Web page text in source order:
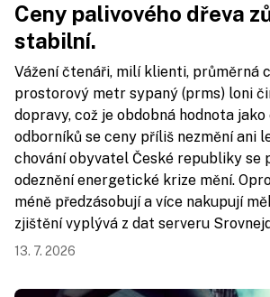
Ceny palivového dřeva
stabilní.
Vážení čtenáři, milí klienti, průměrná
prostorový metr sypaný (prms) loni
dopravy, což je obdobná hodnota jako
odborníků se ceny příliš nezmění ani
chování obyvatel České republiky se
odeznění energetické krize mění.
méně předzásobují a více nakupují
zjištění vyplývá z dat serveru
13. 7. 2026